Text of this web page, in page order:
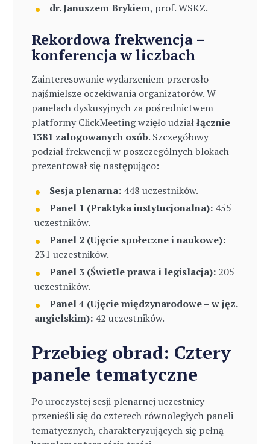
dr. Januszem Brykiem, prof. WSKZ.
Rekordowa frekwencja –
konferencja w liczbach
Zainteresowanie wydarzeniem przerosło
najśmielsze oczekiwania organizatorów. W
panelach dyskusyjnych za pośrednictwem
platformy ClickMeeting wzięło udziałłącznie
1381 zalogowanych osób. Szczegółowy
podział frekwencji w poszczególnych blokach
prezentował się następująco:
Sesja plenarna: 448 uczestników.
Panel 1 (Praktyka instytucjonalna): 455
uczestników.
Panel 2 (Ujęcie społeczne i naukowe):
231 uczestników.
Panel 3 (Świetle prawa i legislacja): 205
uczestników.
Panel 4 (Ujęcie międzynarodowe – w jęz.
angielskim): 42 uczestników.
Przebieg obrad: Cztery
panele tematyczne
Po uroczystej sesji plenarnej uczestnicy
przenieśli się do czterech równoległych paneli
tematycznych, charakteryzujących się pełną